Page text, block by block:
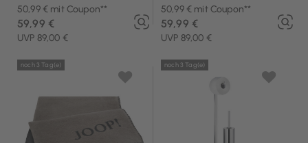
50,99 € mit Coupon**
UVP 89,00 €
59,99 €
50,99 € mit Coupon**
UVP 89,00 €
59,99 €
noch 3 Tag(e) noch 3 Tag(e)